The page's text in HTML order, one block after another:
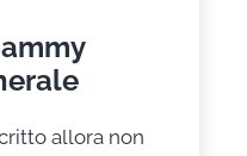
allora non